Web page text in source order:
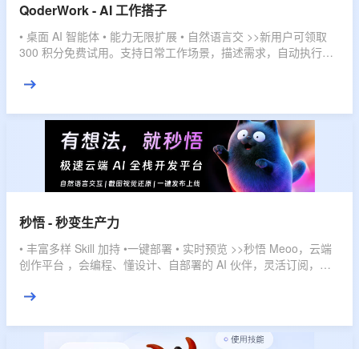
QoderWork - AI 工作搭子
• 桌面 AI 智能体 • 能力无限扩展 • 自然语言交 >>新用户可领取
300 积分免费试用。支持日常工作场景，描述需求，自动执行，
秒悟 - 秒变生产力
• 丰富多样 Skill 加持 •一键部署 • 实时预览 >>秒悟 Meoo，云端
创作平台 ，会编程、懂设计、自部署的 AI 伙伴，灵活订阅，多